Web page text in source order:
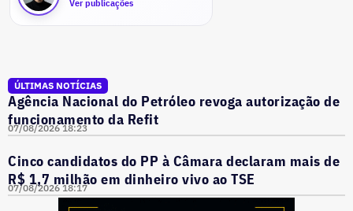
Ver publicações
ÚLTIMAS NOTÍCIAS
Agência Nacional do Petróleo revoga autorização de
funcionamento da Refit
07/08/2026 18:23
Cinco candidatos do PP à Câmara declaram mais de
R$ 1,7 milhão em dinheiro vivo ao TSE
07/08/2026 18:17